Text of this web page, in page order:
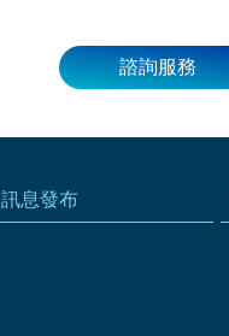
諮詢服務
訊息發布